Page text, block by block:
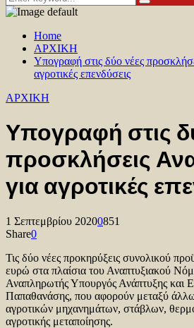
for:
Search
Home
ΑΡΧΙΚΗ
Υπογραφή στις δύο νέες
αγροτικές επενδύσεις
ΑΡΧΙΚΗ
Υπογραφή στις
προσκλήσεις
για αγροτικές
1 Σεπτεμβρίου 20200851
Share0
Τις δύο νέες προκηρύξεις συνολικού
ευρώ στα πλαίσια του Αναπτυξιακού
Αναπληρωτής Υπουργός Ανάπτυξης και
Παπαθανάσης, που αφορούν μεταξύ
αγροτικών μηχανημάτων, στάβλων,
αγροτικής μεταποίησης.